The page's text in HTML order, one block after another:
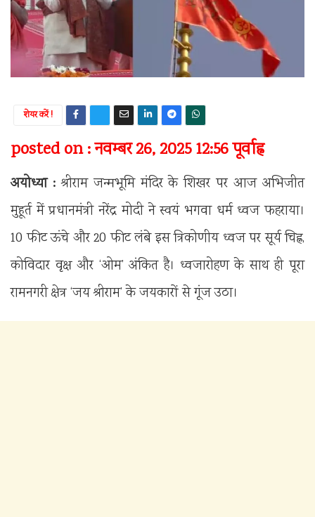
शेयर करें !
posted on : नवम्बर 26, 2025 12:56 पूर्वाह्न
अयोध्या :श्रीराम जन्मभूमि मंदिर के शिखर पर आज अभिजीत
मुहूर्त में प्रधानमंत्री नरेंद्र मोदी ने स्वयं भगवा धर्म ध्वज फहराया।
10 फीट ऊंचे और 20 फीट लंबे इस त्रिकोणीय ध्वज पर सूर्य चिह्न,
कोविदार वृक्ष और ‘ओम’ अंकित है। ध्वजारोहण के साथ ही पूरा
रामनगरी क्षेत्र ‘जय श्रीराम’ के जयकारों से गूंज उठा।